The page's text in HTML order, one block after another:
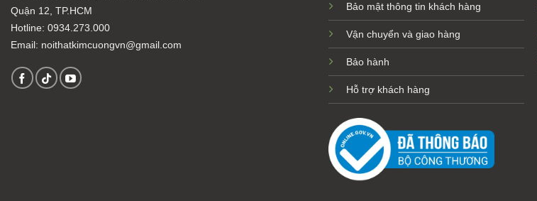
Quận 12, TP.HCM
Hotline: 0934.273.000
Email: noithatkimcuongvn@gmail.com
Bảo mật thông tin khách hàng
Vận chuyển và giao hàng
Bảo hành
Hỗ trợ khách hàng